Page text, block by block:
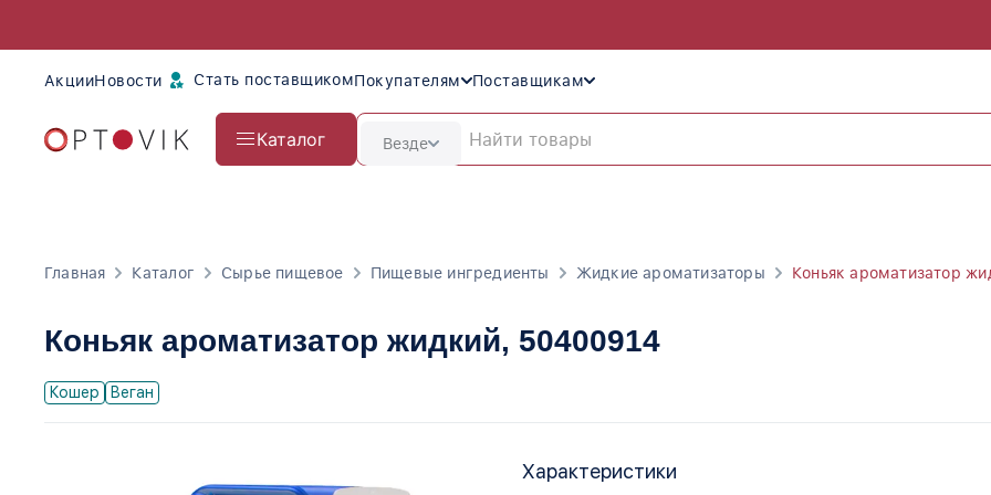
АкцииНовости Стать поставщикомПокупателям Поставщикам
Каталог Везде
Главная Каталог Сырье пищевое Пищевые ингредиенты Жидкие ароматизаторы Коньяк ароматизатор
Коньяк ароматизатор жидкий, 50400914
Кошер Веган
Характеристики